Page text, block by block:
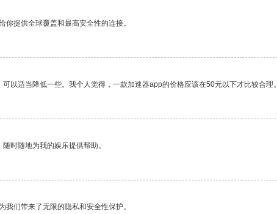
你提供全球覆盖和最高安全性的连接。
以适当降低一些。我个人觉得，一款加速器app的价格应该在50元以下才比较合理。
时随地为我的娱乐提供帮助。
我们带来了无限的隐私和安全性保护。